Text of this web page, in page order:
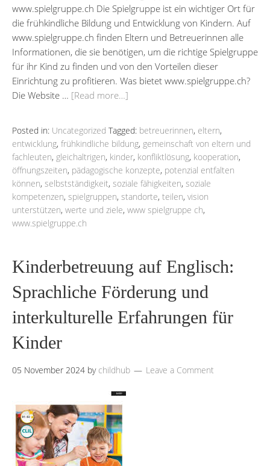
www.spielgruppe.ch Die Spielgruppe ist ein wichtiger Ort für
die frühkindliche Bildung und Entwicklung von Kindern. Auf
www.spielgruppe.ch finden Eltern und Betreuerinnen alle
Informationen, die sie benötigen, um die richtige Spielgruppe
für ihr Kind zu finden und von den Vorteilen dieser
Einrichtung zu profitieren. Was bietet www.spielgruppe.ch?
Die Website … [Read more…]
Posted in: Uncategorized Tagged: betreuerinnen, eltern,
entwicklung, frühkindliche bildung, gemeinschaft von eltern und
fachleuten, gleichaltrigen, kinder, konfliktlösung, kooperation,
öffnungszeiten, pädagogische konzepte, potenzial entfalten
können, selbstständigkeit, soziale fähigkeiten, soziale
kompetenzen, spielgruppen, standorte, teilen, vision
unterstützen, werte und ziele, www spielgruppe ch,
www.spielgruppe.ch
Kinderbetreuung auf Englisch:
Sprachliche Förderung und
interkulturelle Erfahrungen für
Kinder
05 November 2024 by childhub Leave a Comment